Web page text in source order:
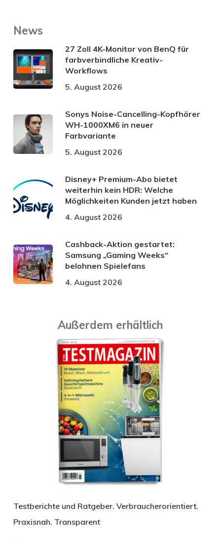
News
27 Zoll 4K-Monitor von BenQ für
farbverbindliche Kreativ-
Workflows
5. August 2026
Sonys Noise-Cancelling-Kopfhörer
WH-1000XM6 in neuer
Farbvariante
5. August 2026
Disney+ Premium-Abo bietet
weiterhin kein HDR: Welche
Möglichkeiten Kunden jetzt haben
4. August 2026
Cashback-Aktion gestartet:
Samsung „Gaming Weeks“
belohnen Spielefans
4. August 2026
Außerdem erhältlich
Testberichte und Ratgeber. Verbraucherorientiert.
Praxisnah. Transparent